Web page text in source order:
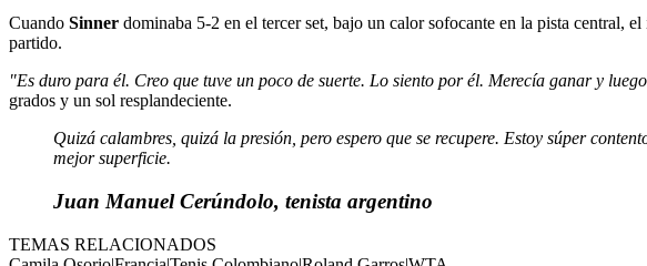
Cuando Sinner dominaba 5-2 en el tercer set, bajo un calor sofocante en la pista central,
partido.
"Es duro para él. Creo que tuve un poco de suerte. Lo siento por él. Merecía ganar y
grados y un sol resplandeciente.
Quizá calambres, quizá la presión, pero espero que se recupere. Estoy súper
mejor superficie.
Juan Manuel Cerúndolo, tenista argentino
TEMAS RELACIONADOS